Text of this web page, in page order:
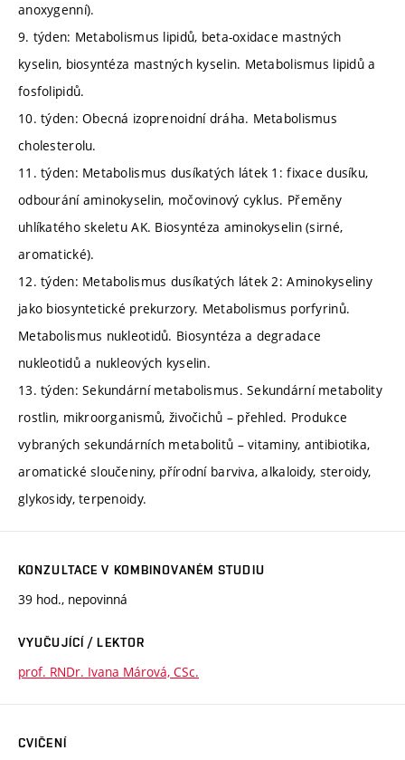
anoxygenní).
9. týden: Metabolismus lipidů, beta-oxidace mastných
kyselin, biosyntéza mastných kyselin. Metabolismus lipidů a
fosfolipidů.
10. týden: Obecná izoprenoidní dráha. Metabolismus
cholesterolu.
11. týden: Metabolismus dusíkatých látek 1: fixace dusíku,
odbourání aminokyselin, močovinový cyklus. Přeměny
uhlíkatého skeletu AK. Biosyntéza aminokyselin (sirné,
aromatické).
12. týden: Metabolismus dusíkatých látek 2: Aminokyseliny
jako biosyntetické prekurzory. Metabolismus porfyrinů.
Metabolismus nukleotidů. Biosyntéza a degradace
nukleotidů a nukleových kyselin.
13. týden: Sekundární metabolismus. Sekundární metabolity
rostlin, mikroorganismů, živočichů – přehled. Produkce
vybraných sekundárních metabolitů – vitaminy, antibiotika,
aromatické sloučeniny, přírodní barviva, alkaloidy, steroidy,
glykosidy, terpenoidy.
KONZULTACE V KOMBINOVANÉM STUDIU
39 hod., nepovinná
VYUČUJÍCÍ / LEKTOR
prof. RNDr. Ivana Márová, CSc.
CVIČENÍ